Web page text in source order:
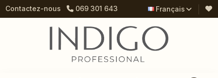
Contactez-nous 069 301 643 Français